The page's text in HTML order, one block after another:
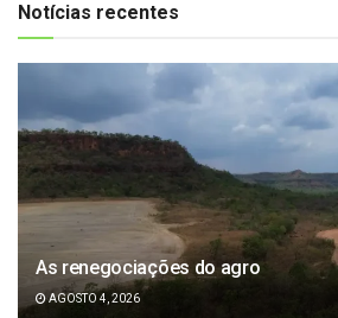
Notícias recentes
As renegociações do agro
AGOSTO 4, 2026